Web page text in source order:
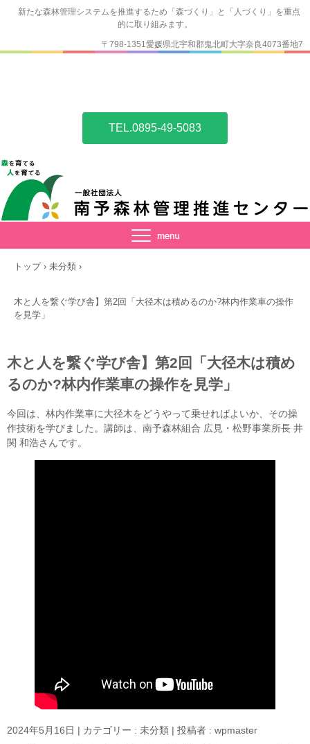
新たな森林管理システムを推進するため「森づくり」と「人づくり」を重点
的に取り組みます。
TEL.0895-49-5083
〒798-1351愛媛県北宇和郡鬼北町大字奈良4073番地7
トップ › 未分類 ›
木と人を繋ぐ学び舎】第2回「大径木は積めるのか?林内作業車の操作
を見学」
木と人を繋ぐ学び舎】第2回「大径木は積め
るのか?林内作業車の操作を見学」
今回は、林内作業車に大径木をどうやって乗せればよいか、その操
作技術を学びました。講師は、南予森林組合 広見・松野事業所長 井
関 和浩さんです。
2024年5月16日 | カテゴリー : 未分類 | 投稿者 : wpmaster